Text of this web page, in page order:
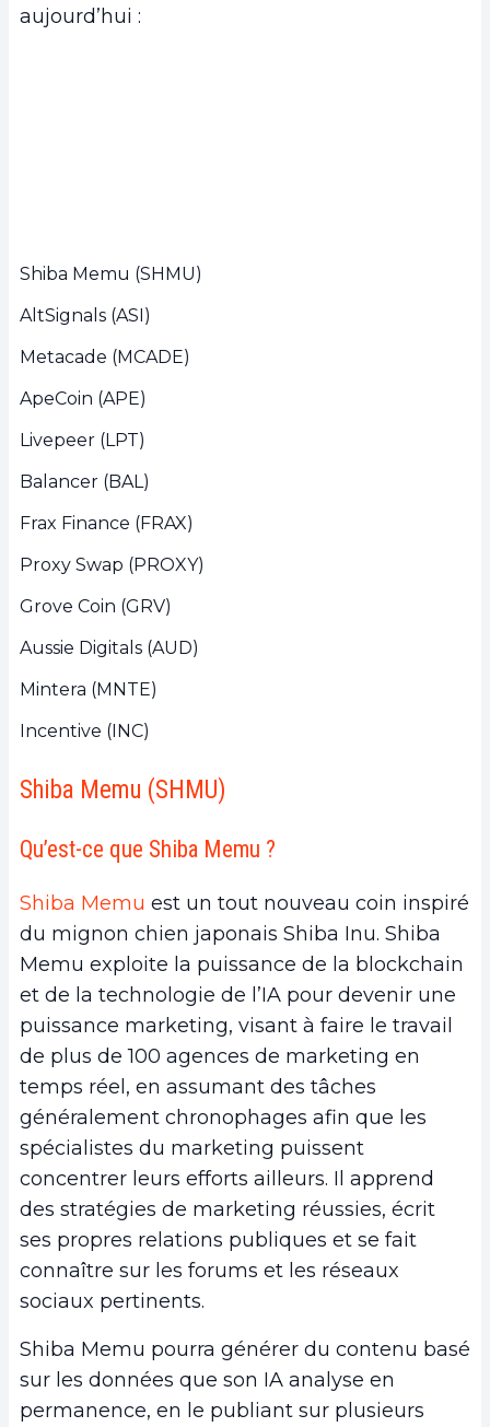
aujourd’hui :
Shiba Memu (SHMU)
AltSignals (ASI)
Metacade (MCADE)
ApeCoin (APE)
Livepeer (LPT)
Balancer (BAL)
Frax Finance (FRAX)
Proxy Swap (PROXY)
Grove Coin (GRV)
Aussie Digitals (AUD)
Mintera (MNTE)
Incentive (INC)
Shiba Memu (SHMU)
Qu’est-ce que Shiba Memu ?
Shiba Memu est un tout nouveau coin inspiré
du mignon chien japonais Shiba Inu. Shiba
Memu exploite la puissance de la blockchain
et de la technologie de l’IA pour devenir une
puissance marketing, visant à faire le travail
de plus de 100 agences de marketing en
temps réel, en assumant des tâches
généralement chronophages afin que les
spécialistes du marketing puissent
concentrer leurs efforts ailleurs. Il apprend
des stratégies de marketing réussies, écrit
ses propres relations publiques et se fait
connaître sur les forums et les réseaux
sociaux pertinents.
Shiba Memu pourra générer du contenu basé
sur les données que son IA analyse en
permanence, en le publiant sur plusieurs